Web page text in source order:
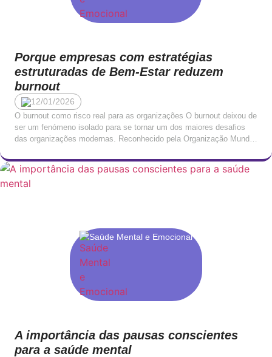
Porque empresas com estratégias
estruturadas de Bem-Estar reduzem
burnout
12/01/2026
O burnout como risco real para as organizações O burnout deixou de
ser um fenómeno isolado para se tornar um dos maiores desafios
das organizações modernas. Reconhecido pela Organização Mundial
stress crónico no trabalho que não foi gerido de forma eficaz, o
esgotamento afeta diretamente a […]
Saúde Mental e Emocional
A importância das pausas conscientes
para a saúde mental